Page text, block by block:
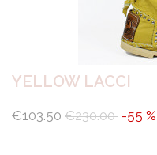
YELLOW LACCI
€103.50 €230.00 -55 %